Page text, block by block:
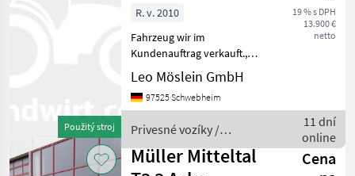
Použitý stroj
Tieflader-
Anhänger
19 % s DPH
13.900 €
netto
R. v. 2010
Fahrzeug wir im
Kundenauftrag verkauft.,
teilweise Holzbretter def.,
17 paar Zurrösen, ,
Ladehöhe ca. 900 mm, , --
Änderungen vorbehalt
Leo Möslein GmbH
97525 Schwebheim
Privesné vozíky /
Schwarzmüller
11 dní
online
Müller Mitteltal
Cena